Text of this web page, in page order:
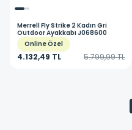
MerrellFly Strike 2 Kadın Gri
Outdoor Ayakkabı J068600
Online Özel
4.132,49 TL 5.799,99 TL